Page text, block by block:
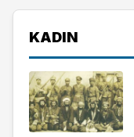
KADIN